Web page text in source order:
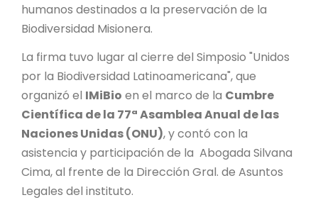
humanos destinados a la preservación de la
Biodiversidad Misionera.
La firma tuvo lugar al cierre del Simposio "Unidos
por la Biodiversidad Latinoamericana", que
organizó el IMiBio en el marco de la Cumbre
Científica de la 77ª Asamblea Anual de las
Naciones Unidas (ONU), y contó con la
asistencia y participación de la Abogada Silvana
Cima, al frente de la Dirección Gral. de Asuntos
Legales del instituto.